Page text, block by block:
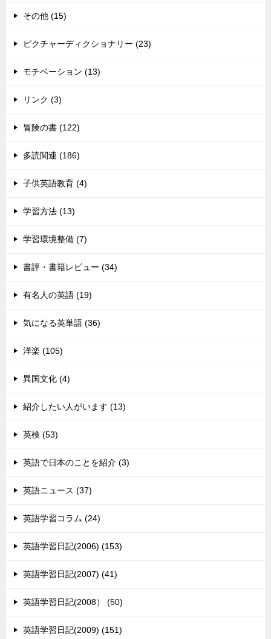
その他 (15)
ピクチャーディクショナリー (23)
モチベーション (13)
リンク (3)
冒険の書 (122)
多読関連 (186)
子供英語教育 (4)
学習方法 (13)
学習環境整備 (7)
書評・書籍レビュー (34)
有名人の英語 (19)
気になる英単語 (36)
洋楽 (105)
異国文化 (4)
紹介したい人がいます (13)
英検 (53)
英語で日本のことを紹介 (3)
英語ニュース (37)
英語学習コラム (24)
英語学習日記(2006) (153)
英語学習日記(2007) (41)
英語学習日記(2008） (50)
英語学習日記(2009) (151)